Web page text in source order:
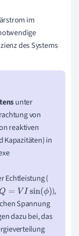
im
des Systems
unter
von
reaktiven
Kapazitäten) in
Echtleistung (
Q= VIsin(ϕ)
),
Spannung
dazu bei, das